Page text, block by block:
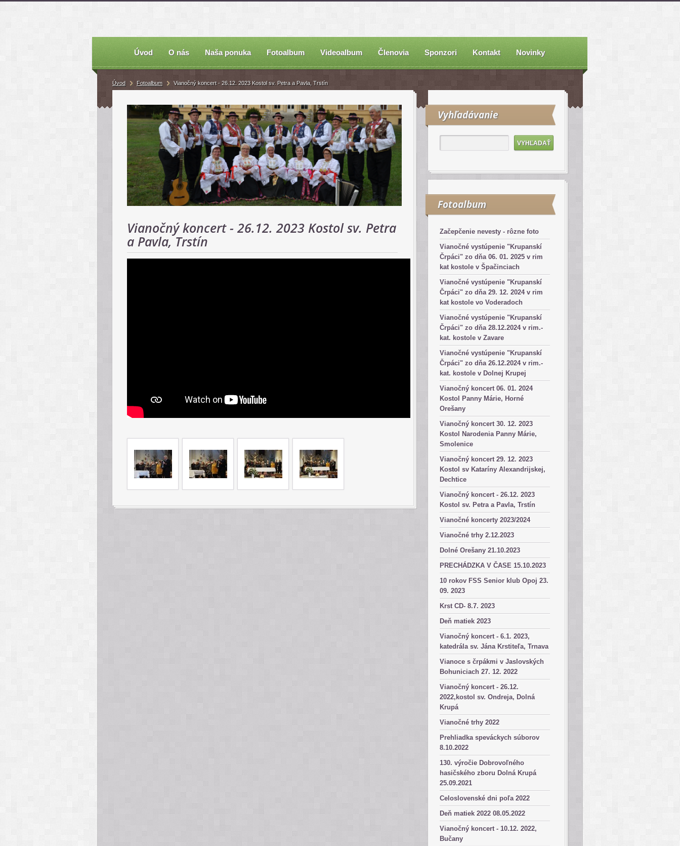
Úvod O nás Naša ponuka Fotoalbum Videoalbum Členovia Sponzori Kontakt Novinky
Vyhľadávanie
Fotoalbum
Začepčenie nevesty - rôzne foto
Vianočné vystúpenie "Krupanskí
Črpáci" zo dňa 06. 01. 2025 v rim
kat kostole v Špačinciach
Vianočné vystúpenie "Krupanskí
Črpáci" zo dňa 29. 12. 2024 v rim
kat kostole vo Voderadoch
Vianočné vystúpenie "Krupanskí
Črpáci" zo dňa 28.12.2024 v rim.-
kat. kostole v Zavare
Vianočné vystúpenie "Krupanskí
Črpáci" zo dňa 26.12.2024 v rim.-
kat. kostole v Dolnej Krupej
Vianočný koncert 06. 01. 2024
Kostol Panny Márie, Horné
Orešany
Vianočný koncert 30. 12. 2023
Kostol Narodenia Panny Márie,
Smolenice
Vianočný koncert 29. 12. 2023
Kostol sv Kataríny Alexandrijskej,
Dechtice
Vianočný koncert - 26.12. 2023
Kostol sv. Petra a Pavla, Trstín
Vianočné koncerty 2023/2024
Vianočné trhy 2.12.2023
Dolné Orešany 21.10.2023
PRECHÁDZKA V ČASE 15.10.2023
10 rokov FSS Senior klub Opoj 23.
09. 2023
Krst CD- 8.7. 2023
Deň matiek 2023
Vianočný koncert - 6.1. 2023,
katedrála sv. Jána Krstiteľa, Trnava
Vianoce s črpákmi v Jaslovských
Bohuniciach 27. 12. 2022
Vianočný koncert - 26.12.
2022,kostol sv. Ondreja, Dolná
Krupá
Vianočné trhy 2022
Prehliadka speváckych súborov
8.10.2022
130. výročie Dobrovoľného
hasičského zboru Dolná Krupá
25.09.2021
Celoslovenské dni poľa 2022
Deň matiek 2022 08.05.2022
Vianočný koncert - 10.12. 2022,
Bučany
Úvod Fotoalbum Vianočný koncert - 26.12. 2023 Kostol sv. Petra a Pavla, Trstín
Vianočný koncert - 26.12. 2023 Kostol sv. Petra
a Pavla, Trstín